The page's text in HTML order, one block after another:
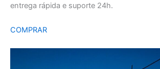
entrega rápida e suporte 24h.
COMPRAR